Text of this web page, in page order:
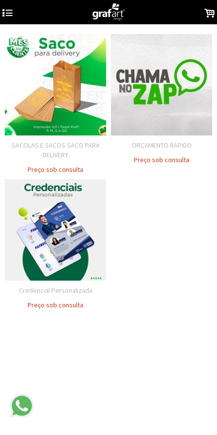
4 .
SACOLAS E SACOS SACO PARA
DELIVERY
Preço sob consulta
ORÇAMENTO RÁPIDO
Preço sob consulta
Credencial Personalizada
Preço sob consulta